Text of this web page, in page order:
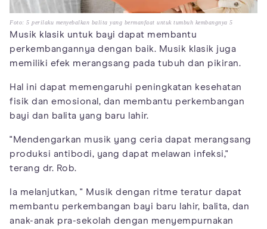
Foto: 5 perilaku menyebalkan balita yang bermanfaat untuk tumbuh kembangnya 5
Musik klasik untuk bayi dapat membantu
perkembangannya dengan baik. Musik klasik juga
memiliki efek merangsang pada tubuh dan pikiran.
Hal ini dapat memengaruhi peningkatan kesehatan
fisik dan emosional, dan membantu perkembangan
bayi dan balita yang baru lahir.
"Mendengarkan musik yang ceria dapat merangsang
produksi antibodi, yang dapat melawan infeksi,"
terang dr. Rob.
Ia melanjutkan, " Musik dengan ritme teratur dapat
membantu perkembangan bayi baru lahir, balita, dan
anak-anak pra-sekolah dengan menyempurnakan